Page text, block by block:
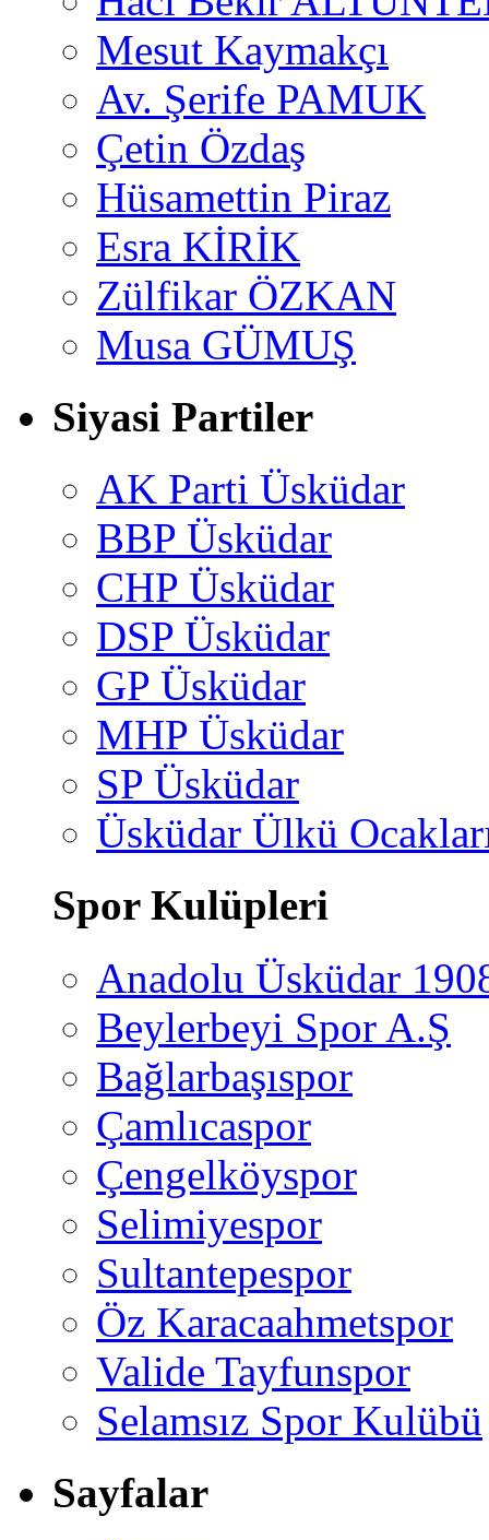
Mesut Kaymakçı
Av. Şerife PAMUK
Çetin Özdaş
Hüsamettin Piraz
Esra KİRİK
Zülfikar ÖZKAN
Musa GÜMUŞ
Siyasi Partiler
AK Parti Üsküdar
BBP Üsküdar
CHP Üsküdar
DSP Üsküdar
GP Üsküdar
MHP Üsküdar
SP Üsküdar
Üsküdar Ülkü
Spor Kulüpleri
Anadolu Üsküdar
Beylerbeyi Spor A.Ş
Bağlarbaşıspor
Çamlıcaspor
Çengelköyspor
Selimiyespor
Sultantepespor
Öz Karacaahmetspor
Valide Tayfunspor
Selamsız Spor Kulübü
Sayfalar